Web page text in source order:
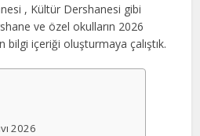
, Kültür Dershanesi gibi
ve özel okulların 2026
bilgi içeriği oluşturmaya çalıştık.
2026